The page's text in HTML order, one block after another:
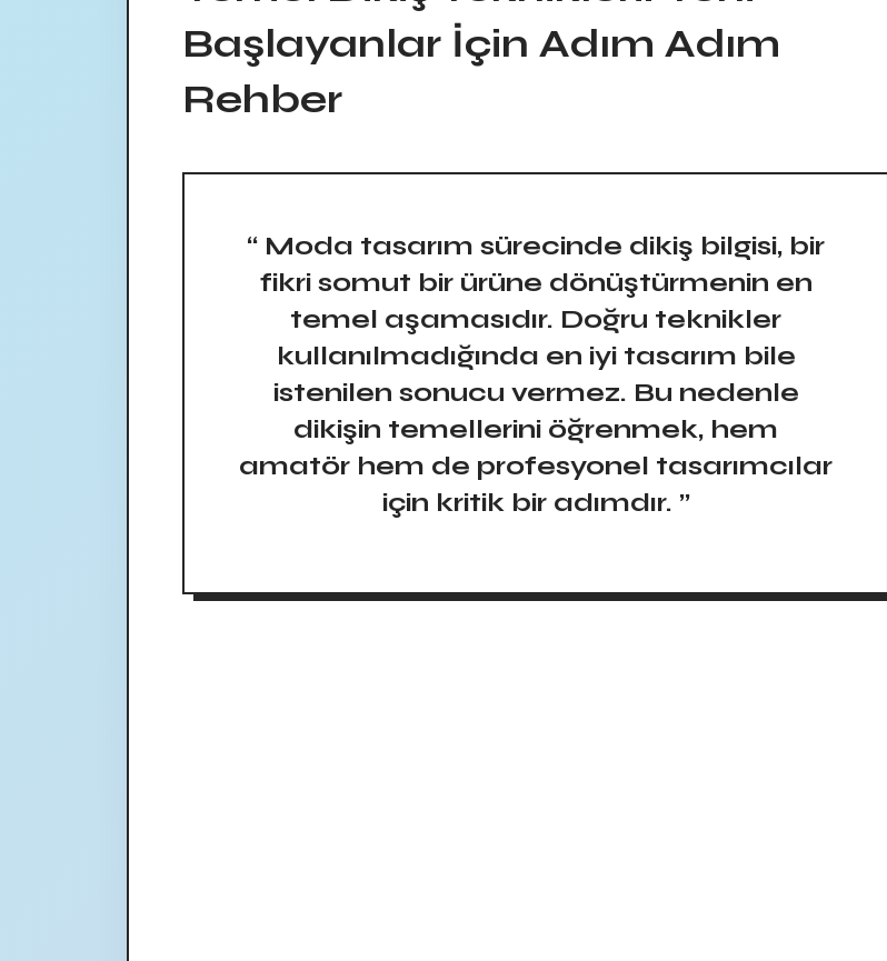
Başlayanlar İçin Adım Adım
Rehber
“ Moda tasarım sürecinde dikiş bilgisi, bir
fikri somut bir ürüne dönüştürmenin en
temel aşamasıdır. Doğru teknikler
kullanılmadığında en iyi tasarım bile
istenilen sonucu vermez. Bu nedenle
dikişin temellerini öğrenmek, hem
amatör hem de profesyonel tasarımcılar
için kritik bir adımdır. ”